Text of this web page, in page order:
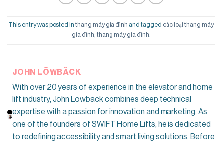
This entry was posted in thang máy gia đình and tagged các loại thang máy
gia đình thang máy gia đình
JOHN LÖWBÄCK
With over 20 years of experience in the elevator and home
lift industry, John Lowback combines deep technical
expertise with a passion for innovation and marketing. As
one of the founders of SWIFT Home Lifts, he is dedicated
to redefining accessibility and smart living solutions. Before